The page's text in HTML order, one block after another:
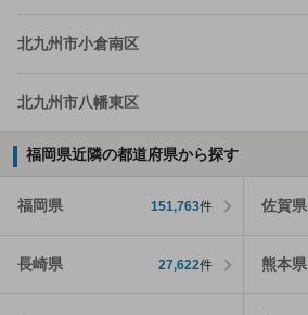
北九州市小倉南区
北九州市八幡東区
福岡県近隣の都道府県から探す
福岡県 151,763件 佐賀県
長崎県 27,622件 熊本県